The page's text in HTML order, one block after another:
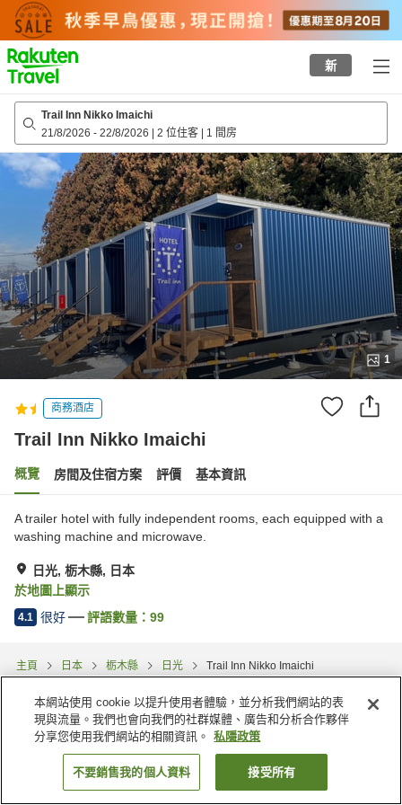
to
top
page
新
Trail Inn Nikko Imaichi
21/8/2026 - 22/8/2026 | 2 位住客 | 1 間房
1
商務酒店
Trail Inn Nikko Imaichi
概覽 房間及住宿方案 評價 基本資訊
A trailer hotel with fully independent rooms, each equipped with a
washing machine and microwave.
日光, 栃木縣, 日本
於地圖上顯示
4.1 很好 評語數量： 99
主頁 日本 栃木縣 日光 Trail Inn Nikko Imaichi
找客房
本網站使用 cookie 以提升使用者體驗，並分析我們網站的表
現與流量。我們也會向我們的社群媒體、廣告和分析合作夥伴
分享您使用我們網站的相關資訊。
私隱政策
不要銷售我的個人資料 接受所有